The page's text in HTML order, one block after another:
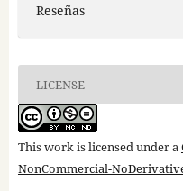
Reseñas
LICENSE
This work is licensed under a
NonCommercial-